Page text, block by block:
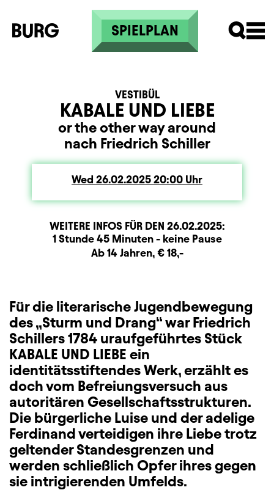
Skip to main content
SPIELPLAN
KABALE UND LIEBE
VESTIBÜL
or the other way around
nach Friedrich Schiller
Wed Wednesday
26.02.2025 20:00Uhr
WEITERE INFOS FÜR DEN 26.02.2025:
BeschreibungInformation
Dauer und Pausen
1 Stunde 45 Minuten - keine Pause
ZusatzinformationAb 14 Jahren, € 18,-
Für die literarische Jugendbewegung
des „Sturm und Drang“ war Friedrich
Schillers 1784 uraufgeführtes Stück
KABALE UND LIEBE ein
identitätsstiftendes Werk, erzählt es
doch vom Befreiungsversuch aus
autoritären Gesellschaftsstrukturen.
Die bürgerliche Luise und der adelige
Ferdinand verteidigen ihre Liebe trotz
geltender Standesgrenzen und
werden schließlich Opfer ihres gegen
sie intrigierenden Umfelds.